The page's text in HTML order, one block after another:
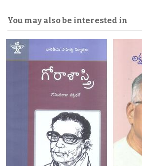
You may also be interested in